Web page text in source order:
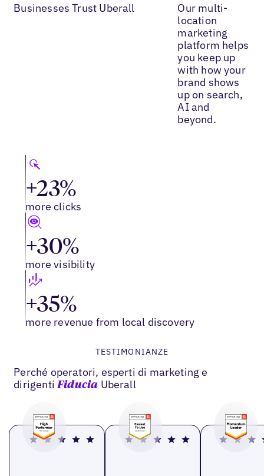
Businesses Trust Uberall
Our multi-
location
marketing
platform helps
you keep up
with how your
brand shows
up on search,
AI and
beyond.
+23%
more clicks
+30%
more visibility
+35%
more revenue from local discovery
TESTIMONIANZE
Perché operatori, esperti di marketing e
dirigenti Fiducia Uberall